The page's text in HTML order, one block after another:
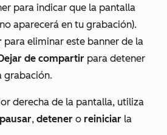
para indicar que la pantalla
aparecerá en tu grabación).
para eliminar este banner de la
de compartir para detener
grabación.
derecha de la pantalla, utiliza
pausar, detener o reiniciar la